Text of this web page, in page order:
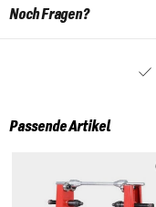
Noch Fragen?
Passende Artikel